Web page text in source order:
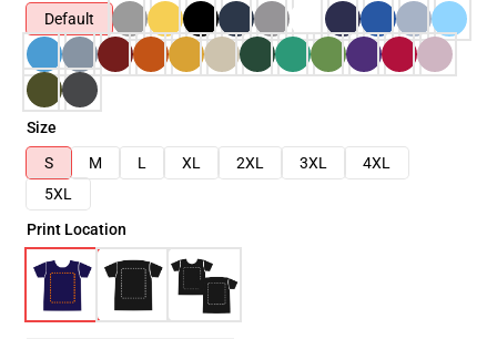
Default
Size
S
M L XL 2XL 3XL
4XL
5XL
Print Location